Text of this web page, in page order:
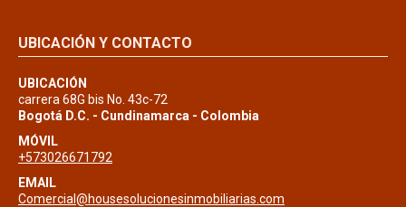
UBICACIÓN Y CONTACTO
UBICACIÓN
carrera 68G bis No. 43c-72
Bogotá D.C. - Cundinamarca - Colombia
MÓVIL
+573026671792
EMAIL
Comercial@housesolucionesinmobiliarias.com